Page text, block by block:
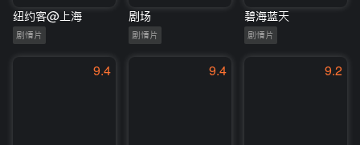
纽约客@上海
剧情片
剧场
剧情片
碧海蓝天
剧情片
9.4 9.4 9.2